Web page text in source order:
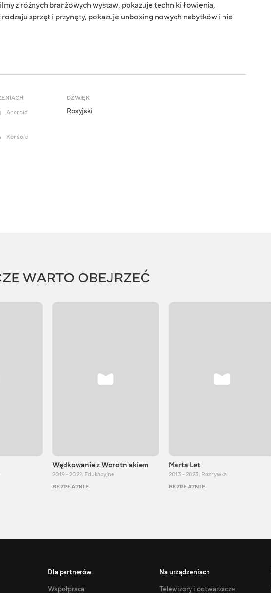
z różnych branżowych wystaw, pokazuje techniki łowienia,
sprzęt i przynęty, pokazuje unboxing nowych nabytków i nie
Android
Konsole
DŹWIĘK
Rosyjski
WARTO OBEJRZEĆ
Wędkowanie z Worotniakiem
2019 - 2022, Edukacyjne
BEZPŁATNIE
Marta Let
2013 - 2023, Rozrywka
BEZPŁATNIE
Dla partnerów
Współpraca
Na urządzeniach
Telewizory i odtwarzacze